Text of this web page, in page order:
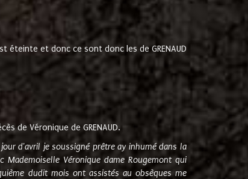
éteinte et donc ce sont donc les de GRENAUD
de Véronique de GRENAUD.
d'avril je soussigné prêtre ay inhumé dans la
Véronique dame Rougemont qui
dudit mois ont assistés au obsèques me